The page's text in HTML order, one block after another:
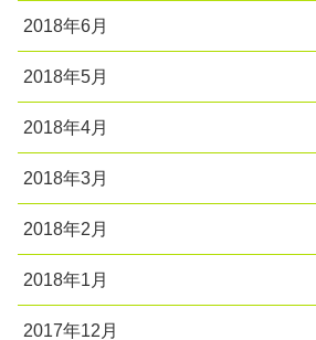
2018年6月
2018年5月
2018年4月
2018年3月
2018年2月
2018年1月
2017年12月